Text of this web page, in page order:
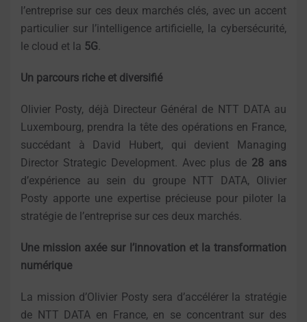
l’entreprise sur ces deux marchés clés, avec un accent
particulier sur l’intelligence artificielle, la cybersécurité,
le cloud et la 5G
Un parcours riche et diversifié
Olivier Posty, déjà Directeur Général de NTT DATA au
Luxembourg, prendra la tête des opérations en France,
succédant à David Hubert, qui devient Managing
Director Strategic Development. Avec plus de 28 ans
d’expérience au sein du groupe NTT DATA, Olivier
Posty apporte une expertise précieuse pour piloter la
stratégie de l’entreprise sur ces deux marchés.
Une mission axée sur l’innovation et la transformation
numérique
La mission d’Olivier Posty sera d’accélérer la stratégie
de NTT DATA en France, en se concentrant sur des